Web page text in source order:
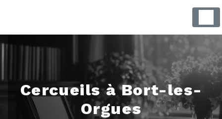
Cercueils à Bort-les-
Orgues